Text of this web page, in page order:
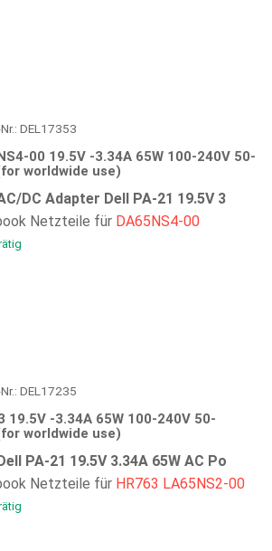
DEL17353
00 19.5V -3.34A 65W 100-240V 50-
worldwide use)
DC Adapter Dell PA-21 19.5V 3
Netzteile für DA65NS4-00
DEL17235
19.5V -3.34A 65W 100-240V 50-
worldwide use)
PA-21 19.5V 3.34A 65W AC Po
Netzteile für HR763 LA65NS2-00